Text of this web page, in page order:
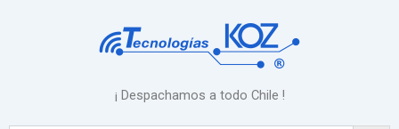
¡ Despachamos a todo Chile !